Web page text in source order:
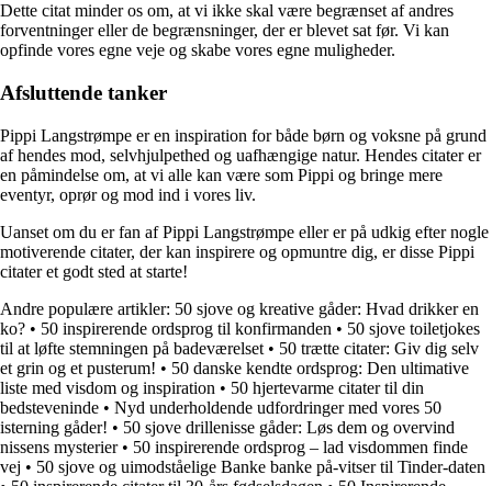
Dette citat minder os om, at vi ikke skal være begrænset af andres
forventninger eller de begrænsninger, der er blevet sat før. Vi kan
opfinde vores egne veje og skabe vores egne muligheder.
Afsluttende tanker
Pippi Langstrømpe er en inspiration for både børn og voksne på grund
af hendes mod, selvhjulpethed og uafhængige natur. Hendes citater er
en påmindelse om, at vi alle kan være som Pippi og bringe mere
eventyr, oprør og mod ind i vores liv.
Uanset om du er fan af Pippi Langstrømpe eller er på udkig efter nogle
motiverende citater, der kan inspirere og opmuntre dig, er disse Pippi
citater et godt sted at starte!
Andre populære artikler: 50 sjove og kreative gåder: Hvad drikker en
ko? • 50 inspirerende ordsprog til konfirmanden • 50 sjove toiletjokes
til at løfte stemningen på badeværelset • 50 trætte citater: Giv dig selv
et grin og et pusterum! • 50 danske kendte ordsprog: Den ultimative
liste med visdom og inspiration • 50 hjertevarme citater til din
bedsteveninde • Nyd underholdende udfordringer med vores 50
isterning gåder! • 50 sjove drillenisse gåder: Løs dem og overvind
nissens mysterier• 50 inspirerende ordsprog – lad visdommen finde
vej • 50 sjove og uimodståelige Banke banke på-vitser til Tinder-daten